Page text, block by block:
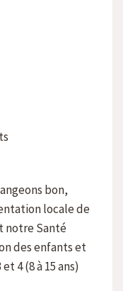
bon,
locale de
notre Santé
des enfants et
4 (8 à 15 ans)